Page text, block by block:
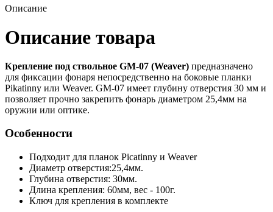
Описание
Описание товара
Крепление под ствольное GM-07 (Weaver) предназначено
для фиксации фонаря непосредственно на боковые планки
Pikatinny или Weaver. GM-07 имеет глубину отверстия 30 мм и
позволяет прочно закрепить фонарь диаметром 25,4мм на
оружии или оптике.
Особенности
Подходит для планок Piсatinny и Weaver
Диаметр отверстия:25,4мм.
Глубина отверстия: 30мм.
Длина крепления: 60мм, вес - 100г.
Ключ для крепления в комплекте